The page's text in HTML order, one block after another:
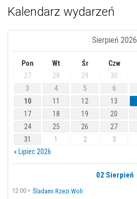
Kalendarz wydarzeń
Sierpień 2026
Pon Wt Śr Czw
27
28 29 30
3
4 5 6
10
11 12 13
17
18 19 20
24
25 26 27
31
1 2 3
« Lipiec 2026
02 Sierpień
12:00 Śladami Rzezi Woli